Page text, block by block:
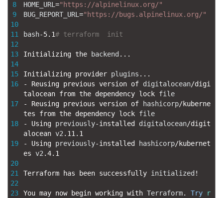
8
9
10
11
12
13
14
15
16
17
18
19
20
21
22
23
HOME_URL ="https://alpinelinux.org/"
BUG_REPORT_URL ="https://bugs.alpinelinux.org/"
bash-5.1# terraform  init
Initializing the backend . . .
Initializing provider plugins . . .
-
Reusing previous version of digitalocean/digi
talocean from the dependency lock file
-
Reusing previous version of hashicorp/kuberne
tes from the dependency lock file
-
Using previously-installed digitalocean/digit
alocean v2 . 11.1
-
Using previously-installed hashicorp/kubernet
es v2 .4.1
Terraform has been successfully initialized !
You may now begin working with Terraform. Try
r